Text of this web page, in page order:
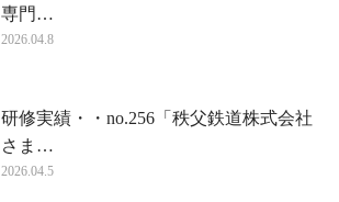
専門…
2026.04.8
研修実績・・no.256「秩父鉄道株式会社
さま…
2026.04.5